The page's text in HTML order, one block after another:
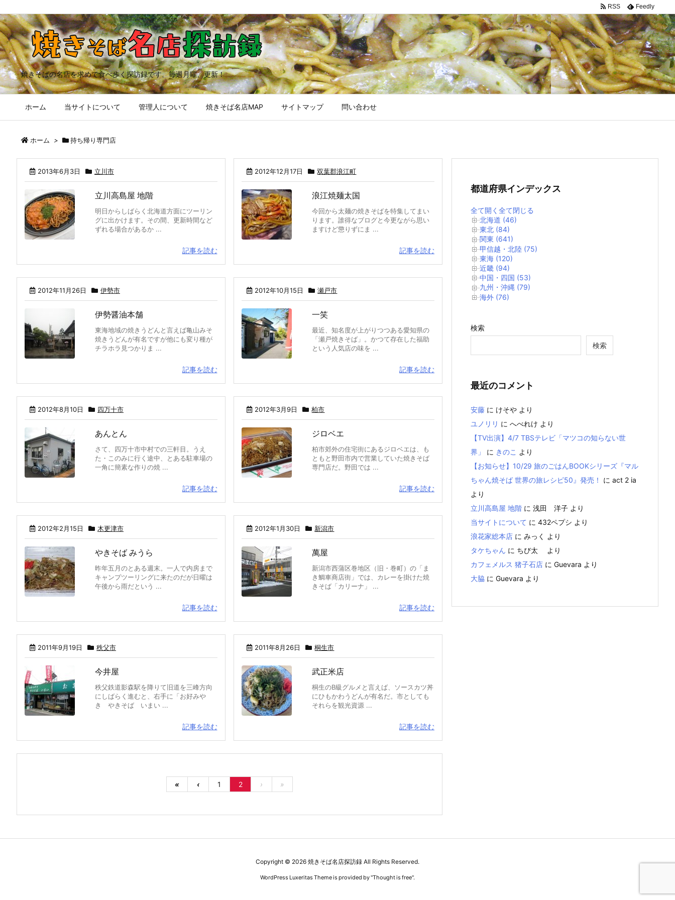
焼きそばの名店を求めて食べ歩く探訪録です。毎週月曜、更新！
ホーム 当サイトについて 管理人について 焼きそば名店MAP サイトマップ 問い合わせ
RSS Feedly
ホーム > 持ち帰り専門店
2013年6月3日 立川市
立川高島屋 地階
明日からしばらく北海道方面にツーリン
グに出かけます。その間、更新時間など
ずれる場合があるか ...
記事を読む
2012年12月17日 双葉郡浪江町
浪江焼麺太国
今回から太麺の焼きそばを特集してまい
ります。誰得なブログと今更ながら思い
ますけど懲りずにま ...
記事を読む
2012年11月26日 伊勢市
伊勢醤油本舗
東海地域の焼きうどんと言えば亀山みそ
焼きうどんが有名ですが他にも変り種が
チラホラ見つかりま ...
記事を読む
2012年10月15日 瀬戸市
一笑
最近、知名度が上がりつつある愛知県の
「瀬戸焼きそば」。かつて存在した福助
という人気店の味を ...
記事を読む
2012年8月10日 四万十市
あんとん
さて、四万十市中村での三軒目。うえ
た・このみに行く途中、とある駐車場の
一角に簡素な作りの焼 ...
記事を読む
2012年3月9日 柏市
ジロベエ
柏市郊外の住宅街にあるジロベエは、も
ともと野田市内で営業していた焼きそば
専門店だ。野田では ...
記事を読む
2012年2月15日 木更津市
やきそば みうら
昨年五月のとある週末。一人で内房まで
キャンプツーリングに来たのだが日曜は
午後から雨だという ...
記事を読む
2012年1月30日 新潟市
萬屋
新潟市西蒲区巻地区（旧・巻町）の「ま
き鯛車商店街」では、カレーを掛けた焼
きそば「カリーナ」 ...
記事を読む
2011年9月19日 秩父市
今井屋
秩父鉄道影森駅を降りて旧道を三峰方向
にしばらく進むと、右手に「お好みや
き やきそば いまい ...
記事を読む
2011年8月26日 桐生市
武正米店
桐生のB級グルメと言えば、ソースカツ丼
にひもかわうどんが有名だ。市としても
それらを観光資源 ...
記事を読む
« ‹ 1 2 › »
都道府県インデックス
全て開く 全て閉じる
北海道 (46)
東北 (84)
関東 (641)
甲信越・北陸 (75)
東海 (120)
近畿 (94)
中国・四国 (53)
九州・沖縄 (79)
海外 (76)
検索
検索
最近のコメント
安藤 に けそや より
ユノリリ に へべれけ より
【TV出演】4/7 TBSテレビ「マツコの知らない世
界」
に きのこ より
【お知らせ】10/29 旅のごはんBOOKシリーズ『マル
ちゃん焼そば 世界の旅レシピ50』発売！
に act 2 ia
より
立川高島屋 地階 に 浅田 洋子 より
当サイトについて に 432ペプシ より
浪花家総本店 に みっく
より
タケちゃん に ちび太
より
カフェメルス 猪子石店 に Guevara より
大脇 に Guevara より
Copyright © 2026 焼きそば名店探訪録 All Rights Reserved.
WordPress Luxeritas Theme is provided by "Thought is free".